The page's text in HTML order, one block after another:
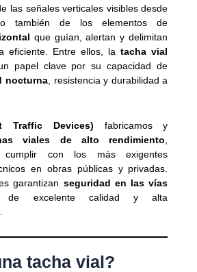
las señales verticales visibles desde
también de los elementos de
que guían, alertan y delimitan
eficiente. Entre ellos, latacha vial
papel clave por su capacidad de
nocturna, resistencia y durabilidad a
Traffic Devices) fabricamos y
viales de alto rendimiento
cumplir con los más exigentes
en obras públicas y privadas.
garantizan seguridad en las vías
de excelente calidad y alta
tacha vial?